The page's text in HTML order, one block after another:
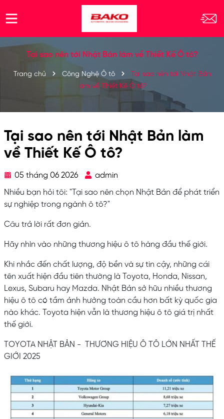
Tại sao nên tới Nhật Bản làm về Thiết Kế Ô tô?
Trang chủ Công Nghệ Ô tô
Tại sao nên tới Nhật Bản
làm về Thiết Kế Ô tô?
Tại sao nên tới Nhật Bản làm
về Thiết Kế Ô tô?
05 tháng 06 2026
admin
Nhiều bạn hỏi tôi: "Tại sao nên chọn Nhật Bản để phát triển
sự nghiệp trong ngành ô tô?"
Câu trả lời rất đơn giản.
Hãy nhìn vào những thương hiệu ô tô hàng đầu thế giới.
Khi nhắc đến chất lượng, độ bền và sự tin cậy, những cái
tên xuất hiện đầu tiên thường là Toyota, Honda, Nissan,
Lexus, Subaru hay Mazda. Nhật Bản sở hữu nhiều thương
hiệu ô tô có tầm ảnh hưởng toàn cầu hơn bất kỳ quốc gia
nào khác. Toyota hiện vẫn là thương hiệu ô tô giá trị nhất
thế giới.
TOYOTA NHẬT BẢN - THƯƠNG HIỆU Ô TÔ LỚN NHẤT THẾ
GIỚI 2025